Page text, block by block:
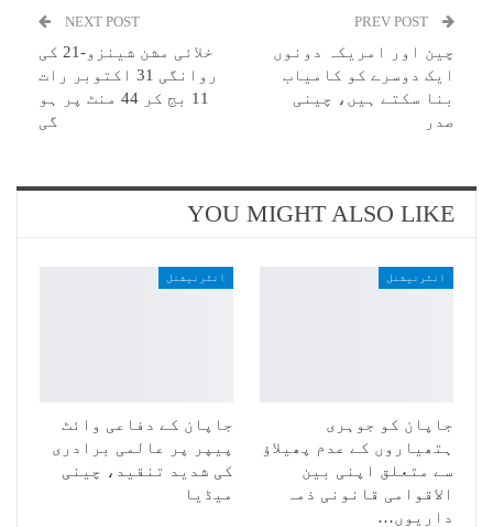
چین اور امریکہ دونوں
ایک دوسرے کو کامیاب
بنا سکتے ہیں، چینی
صدر
NEXT POST
خلائی مشن شینزو-21 کی
روانگی 31 اکتوبر رات
11 بج کر 44 منٹ پر ہو
گی
YOU MIGHT ALSO LIKE
انٹرنیشنل
جاپان کو جوہری
ہتھیاروں کے عدم پھیلاؤ
سے متعلق اپنی بین
الاقوامی قانونی ذمہ
داریوں…
انٹرنیشنل
جاپان کے دفاعی وائٹ
پیپر پر عالمی برادری
کی شدید تنقید، چینی
میڈیا